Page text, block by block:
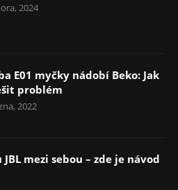
2024
E01 myčky nádobí Beko: Jak
problém
2022
mezi sebou – zde je návod